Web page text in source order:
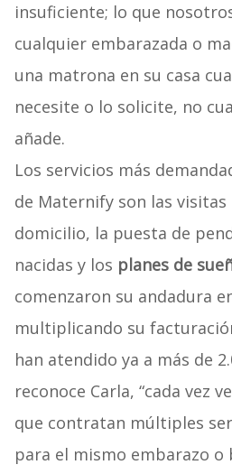
insuficiente; lo que
cualquier embarazada o
una matrona en su casa
necesite o lo solicite, no
añade.
Los servicios más
de Maternify son las
domicilio, la puesta de
nacidas y los planes de
comenzaron su andadura
multiplicando su
han atendido ya a más de
reconoce Carla, “cada vez
que contratan múltiples
para el mismo embarazo o